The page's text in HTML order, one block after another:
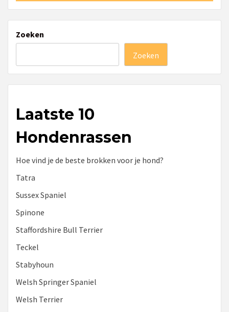
Zoeken
Zoeken
Laatste 10
Hondenrassen
Hoe vind je de beste brokken voor je hond?
Tatra
Sussex Spaniel
Spinone
Staffordshire Bull Terrier
Teckel
Stabyhoun
Welsh Springer Spaniel
Welsh Terrier